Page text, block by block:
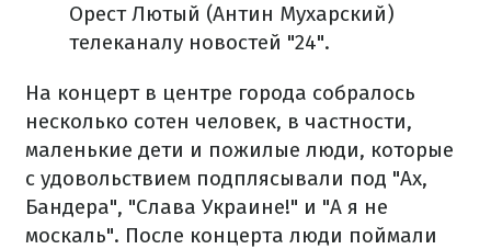
Орест Лютый (Антин Мухарский)
телеканалу новостей "24".
На концерт в центре города собралось
несколько сотен человек, в частности,
маленькие дети и пожилые люди, которые
с удовольствием подплясывали под "Ах,
Бандера", "Слава Украине!" и "А я не
москаль". После концерта люди поймали